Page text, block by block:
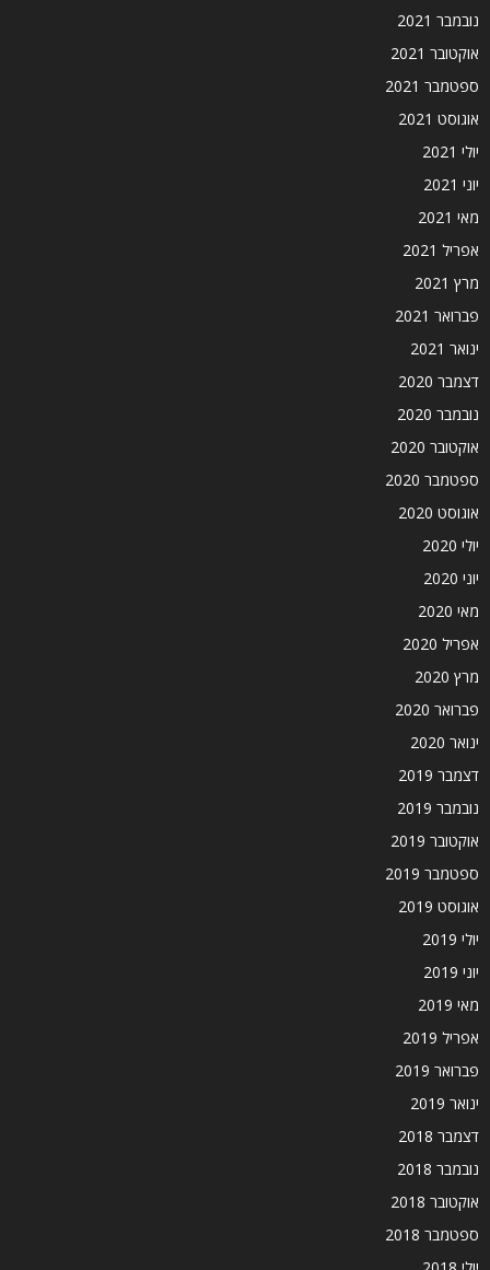
נובמבר 2021
אוקטובר 2021
ספטמבר 2021
אוגוסט 2021
יולי 2021
יוני 2021
מאי 2021
אפריל 2021
מרץ 2021
פברואר 2021
ינואר 2021
דצמבר 2020
נובמבר 2020
אוקטובר 2020
ספטמבר 2020
אוגוסט 2020
יולי 2020
יוני 2020
מאי 2020
אפריל 2020
מרץ 2020
פברואר 2020
ינואר 2020
דצמבר 2019
נובמבר 2019
אוקטובר 2019
ספטמבר 2019
אוגוסט 2019
יולי 2019
יוני 2019
מאי 2019
אפריל 2019
פברואר 2019
ינואר 2019
דצמבר 2018
נובמבר 2018
אוקטובר 2018
ספטמבר 2018